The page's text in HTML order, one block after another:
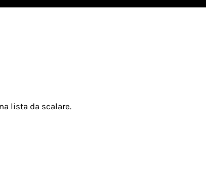
lista da scalare.